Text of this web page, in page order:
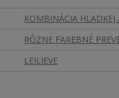
KOMBINÁCIA HLADKEJ
RÔZNE FAREBNÉ
LEILIEVE